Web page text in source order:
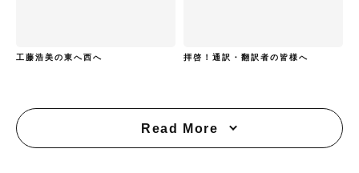
工藤浩美の東へ西へ 拝啓！通訳・翻訳者の皆様へ
Read More